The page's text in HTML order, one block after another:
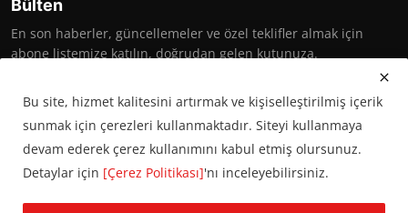
Bülten
En son haberler, güncellemeler ve özel teklifler almak için
abone listemize katılın, doğrudan gelen kutunuza.
Abone Ol
Bu site, hizmet kalitesini artırmak ve kişiselleştirilmiş içerik
sunmak için çerezleri kullanmaktadır. Siteyi kullanmaya
devam ederek çerez kullanımını kabul etmiş olursunuz.
Detaylar için [Çerez Politikası]'nı inceleyebilirsiniz.